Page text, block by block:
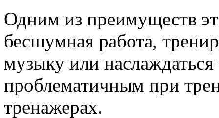
Одним из преимуществ
бесшумная работа,
музыку или
проблематичным при
тренажерах.